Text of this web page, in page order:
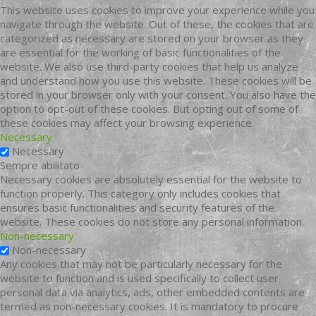
This website uses cookies to improve your experience while you
navigate through the website. Out of these, the cookies that are
categorized as necessary are stored on your browser as they
are essential for the working of basic functionalities of the
website. We also use third-party cookies that help us analyze
and understand how you use this website. These cookies will be
stored in your browser only with your consent. You also have the
option to opt-out of these cookies. But opting out of some of
these cookies may affect your browsing experience.
Necessary
Necessary
Sempre abilitato
Necessary cookies are absolutely essential for the website to
function properly. This category only includes cookies that
ensures basic functionalities and security features of the
website. These cookies do not store any personal information.
Non-necessary
Non-necessary
Any cookies that may not be particularly necessary for the
website to function and is used specifically to collect user
personal data via analytics, ads, other embedded contents are
termed as non-necessary cookies. It is mandatory to procure